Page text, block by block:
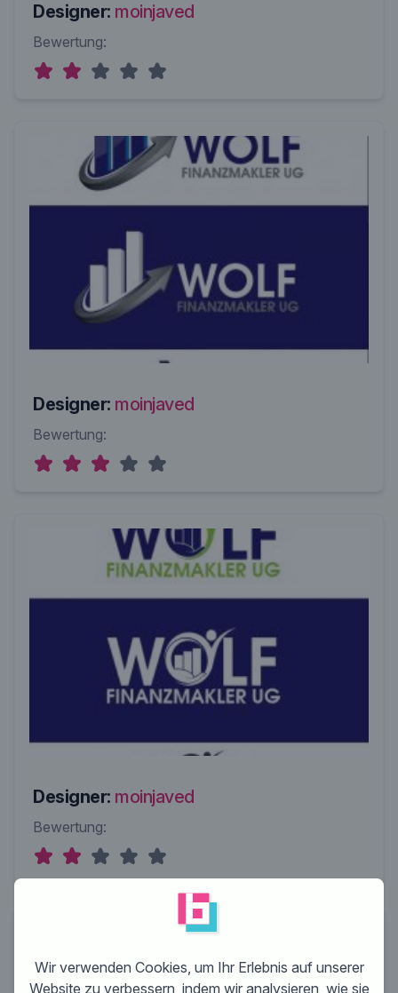
Designer: moinjaved
Bewertung:
Designer: moinjaved
Bewertung:
Designer: moinjaved
Bewertung:
Wir verwenden Cookies, um Ihr Erlebnis auf unserer
Website zu verbessern, indem wir analysieren, wie sie